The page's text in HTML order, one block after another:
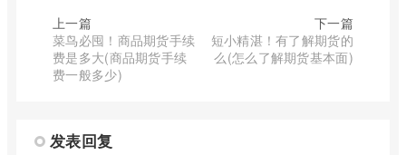
上一篇
菜鸟必囤！商品期货手续
费是多大(商品期货手续
费一般多少)
下一篇
短小精湛！有了解期货的
么(怎么了解期货基本面)
发表回复